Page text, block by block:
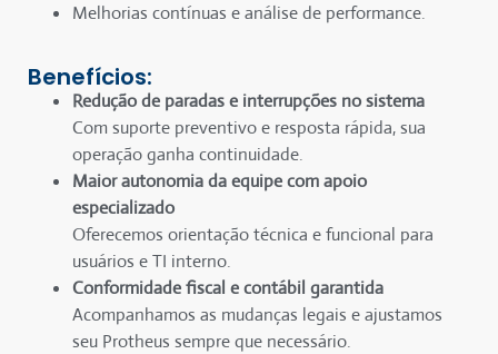
Melhorias contínuas e análise de performance.
Benefícios:
Redução de paradas e interrupções no sistema
Com suporte preventivo e resposta rápida, sua
operação ganha continuidade.
Maior autonomia da equipe com apoio
especializado
Oferecemos orientação técnica e funcional para
usuários e TI interno.
Conformidade fiscal e contábil garantida
Acompanhamos as mudanças legais e ajustamos
seu Protheus sempre que necessário.